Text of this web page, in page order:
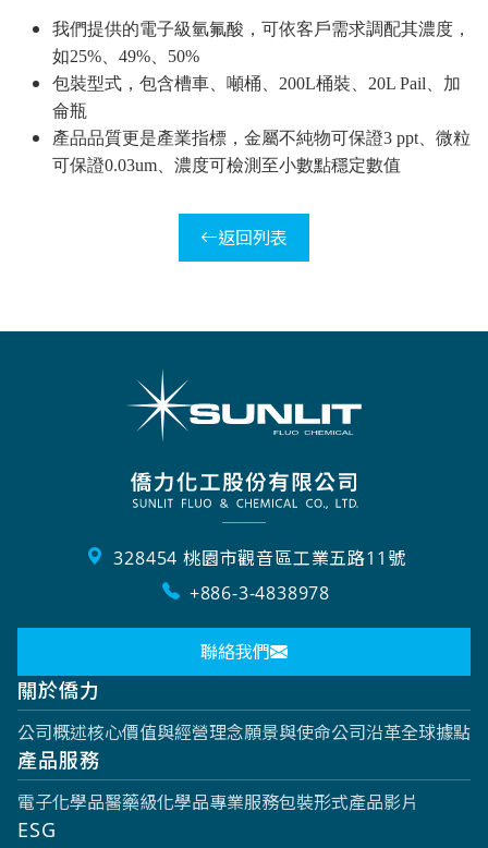
我們提供的電子級氫氟酸，可依客戶需求調配其濃度，
如25% 49%
50%
包裝型式，包含槽車、噸桶、 200L桶裝、 20L Pail 、加
侖瓶
產品品質更是產業指標，金屬不純物可保證3 ppt 、微粒
可保證0.03um 、濃度可檢測至小數點穩定數值
返回列表
328454 桃園市觀音區工業五路11號
+886-3-4838978
聯絡我們
關於僑力
公司概述核心價值與經營理念願景與使命公司沿革全球據點
產品服務
電子化學品醫藥級化學品專業服務包裝形式產品影片
ESG